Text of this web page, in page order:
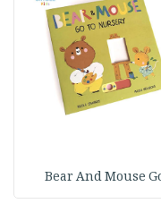
Bear And Mouse